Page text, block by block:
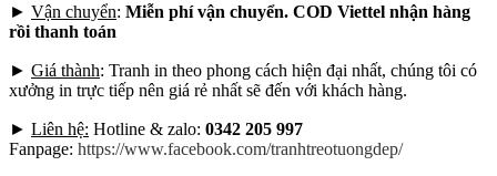
► Vận chuyển: Miễn phí vận chuyển. COD Viettel nhận hàng
rồi thanh toán
► Giá thành: Tranh in theo phong cách hiện đại nhất, chúng tôi có
xưởng in trực tiếp nên giá rẻ nhất sẽ đến với khách hàng.
► Liên hệ: Hotline & zalo: 0342 205 997
Fanpage: https://www.facebook.com/tranhtreotuongdep/